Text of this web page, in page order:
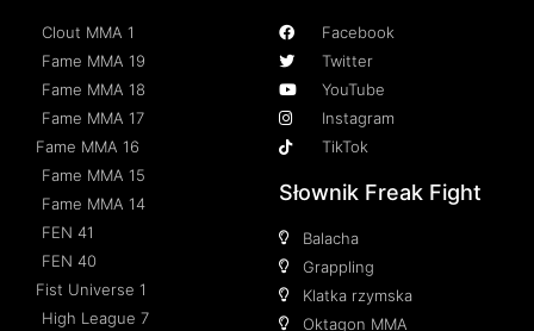
Clout MMA 1
Fame MMA 19
Fame MMA 18
Fame MMA 17
Fame MMA 16
Fame MMA 15
Fame MMA 14
FEN 41
FEN 40
Fist Universe 1
High League 7
Facebook
Twitter
YouTube
Instagram
TikTok
Słownik Freak Fight
Balacha
Grappling
Klatka rzymska
Oktagon MMA